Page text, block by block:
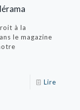
à la
le magazine
Lire